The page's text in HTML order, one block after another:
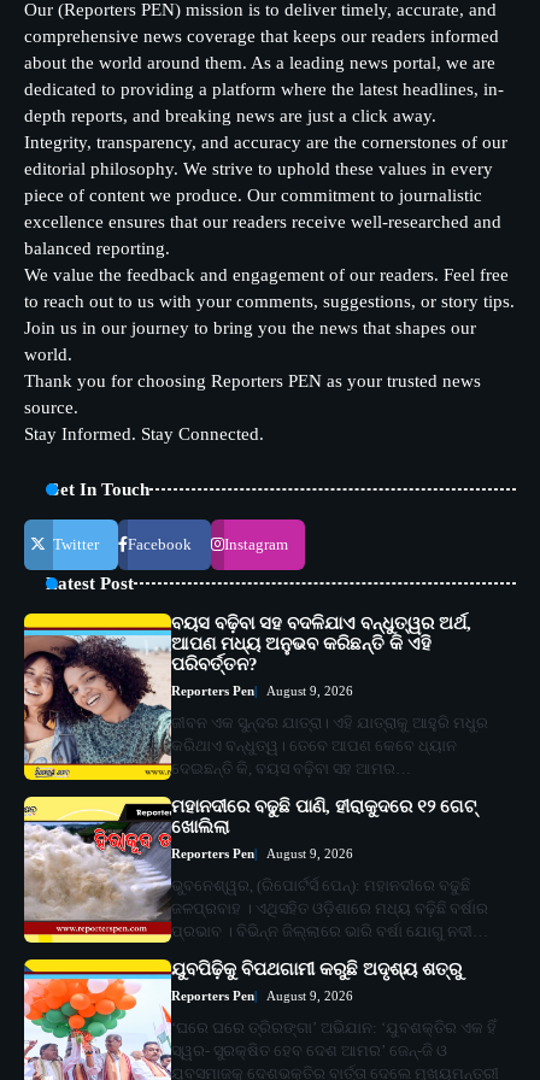
Our (Reporters PEN) mission is to deliver timely, accurate, and
comprehensive news coverage that keeps our readers informed
about the world around them. As a leading news portal, we are
dedicated to providing a platform where the latest headlines, in-
depth reports, and breaking news are just a click away.
Integrity, transparency, and accuracy are the cornerstones of our
editorial philosophy. We strive to uphold these values in every
piece of content we produce. Our commitment to journalistic
excellence ensures that our readers receive well-researched and
balanced reporting.
We value the feedback and engagement of our readers. Feel free
to reach out to us with your comments, suggestions, or story tips.
Join us in our journey to bring you the news that shapes our
world.
Thank you for choosing Reporters PEN as your trusted news
source.
Stay Informed. Stay Connected.
Get In Touch
Twitter Facebook Instagram
Latest Post
ବୟସ ବଢ଼ିବା ସହ ବଦଳିଯାଏ ବନ୍ଧୁତ୍ୱର ଅର୍ଥ,
ଆପଣ ମଧ୍ୟ ଅନୁଭବ କରିଛନ୍ତି କି ଏହି
ପରିବର୍ତ୍ତନ?
Reporters Pen August 9, 2026
ଜୀବନ ଏକ ସୁନ୍ଦର ଯାତ୍ରା। ଏହି ଯାତ୍ରାକୁ ଆହୁରି ମଧୁର
କରିଥାଏ ବନ୍ଧୁତ୍ୱ। ତେବେ ଆପଣ କେବେ ଧ୍ୟାନ
ଦେଇଛନ୍ତି କି, ବୟସ ବଢ଼ିବା ସହ ଆମର…
ମହାନଦୀରେ ବଢୁଛି ପାଣି, ହୀରାକୁଦରେ ୧୨ ଗେଟ୍
ଖୋଲିଲା
Reporters Pen August 9, 2026
ଭୁବନେଶ୍ୱର, (ରିପୋର୍ଟର୍ସ ପେନ୍‌): ମହାନଦୀରେ ବଢୁଛି
ଜଳପ୍ରବାହ । ଏଥିସହିତ ଓଡ଼ିଶାରେ ମଧ୍ୟ ବଢ଼ିଛି ବର୍ଷାର
ପ୍ରଭାବ । ବିଭିନ୍ନ ଜିଲ୍ଲାରେ ଭାରି ବର୍ଷା ଯୋଗୁ ନଦୀ…
ଯୁବପିଢ଼ିକୁ ବିପଥଗାମୀ କରୁଛି ଅଦୃଶ୍ୟ ଶତ୍ରୁ
Reporters Pen August 9, 2026
‘ଘରେ ଘରେ ତ୍ରିରଙ୍ଗା’ ଅଭିଯାନ: ‘ଯୁବଶକ୍ତିର ଏକ ହିଁ
ସ୍ୱର- ସୁରକ୍ଷିତ ହେବ ଦେଶ ଆମର’ ଜେନ୍‌-ଜି ଓ
ଯୁବସମାଜକୁ ଦେଶଭକ୍ତିର ବାର୍ତ୍ତା ଦେଲେ ମୁଖ୍ୟମନ୍ତ୍ରୀ